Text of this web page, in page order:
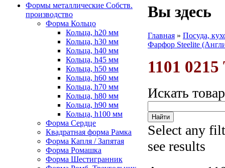
Формы металлические Собств.
производство
Форма Кольцо
Кольца, h20 мм
Кольца, h30 мм
Кольца, h40 мм
Кольца, h45 мм
Кольца, h50 мм
Кольца, h60 мм
Кольца, h70 мм
Кольца, h80 мм
Кольца, h90 мм
Кольца, h100 мм
Форма Сердце
Квадратная форма Рамка
Форма Капля / Запятая
Форма Ромашка
Форма Шестигранник
Вы здесь
Главная » Посуда,
Фарфор Steelite
1101
Искать
Select any
see results